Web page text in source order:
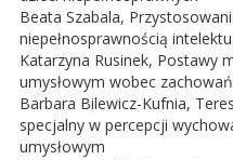
Beata Szabala,
niepełnosprawnością
Katarzyna Rusinek, Postawy
umysłowym wobec
Barbara Bilewicz-Kufnia,
specjalny w percepcji
umysłowym